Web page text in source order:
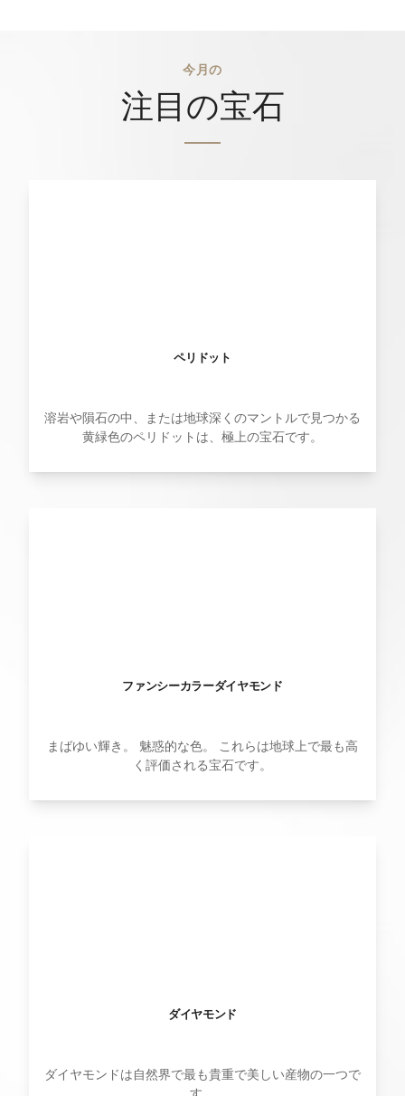
今月の
注目の宝石
ペリドット
溶岩や隕石の中、または地球深くのマントルで見つかる
黄緑色のペリドットは、極上の宝石です。
ファンシーカラーダイヤモンド
まばゆい輝き。 魅惑的な色。 これらは地球上で最も高
く評価される宝石です。
ダイヤモンド
ダイヤモンドは自然界で最も貴重で美しい産物の一つで
す。